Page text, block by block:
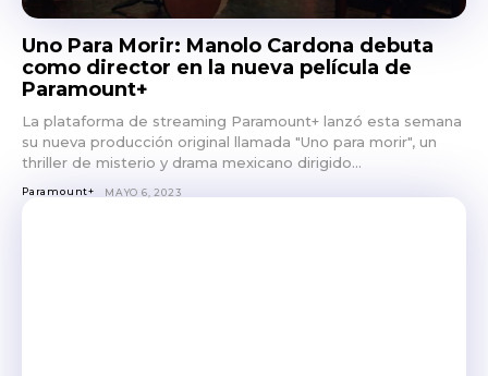
Uno Para Morir: Manolo Cardona debuta
como director en la nueva película de
Paramount+
La plataforma de streaming Paramount+ lanzó esta semana
su nueva producción original llamada "Uno para morir", un
thriller de misterio y drama mexicano dirigido...
Paramount+ MAYO 6, 2023